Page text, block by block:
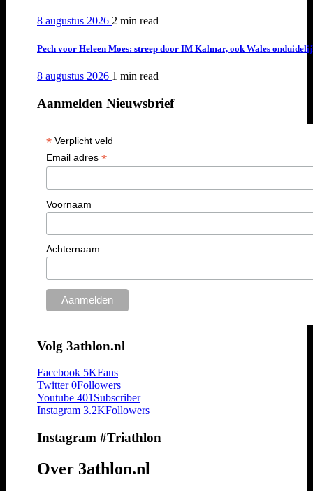
8 augustus 2026 2 min read
Pech voor Heleen Moes: streep door IM Kalmar, ook Wales
8 augustus 2026 1 min read
Aanmelden Nieuwsbrief
*Verplicht veld
Email adres *
Voornaam
Achternaam
Volg 3athlon.nl
Facebook 5KFans
Twitter 0Followers
Youtube 401 Subscriber
Instagram 3.2KFollowers
Instagram #Triathlon
Over 3athlon.nl